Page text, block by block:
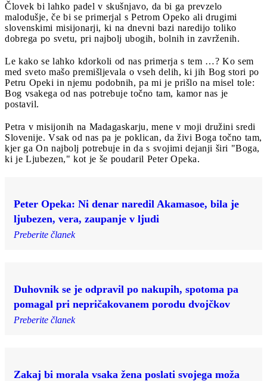
Človek bi lahko padel v skušnjavo, da bi ga prevzelo
malodušje, če bi se primerjal s Petrom Opeko ali drugimi
slovenskimi misijonarji, ki na dnevni bazi naredijo toliko
dobrega po svetu, pri najbolj ubogih, bolnih in zavrženih.
Le kako se lahko kdorkoli od nas primerja s tem …? Ko sem
med sveto mašo premišljevala o vseh delih, ki jih Bog stori po
Petru Opeki in njemu podobnih, pa mi je prišlo na misel tole:
Bog vsakega od nas potrebuje točno tam, kamor nas je
postavil.
Petra v misijonih na Madagaskarju, mene v moji družini sredi
Slovenije. Vsak od nas pa je poklican, da živi Boga točno tam,
kjer ga On najbolj potrebuje in da s svojimi dejanji širi "Boga,
ki je Ljubezen," kot je še poudaril Peter Opeka.
Peter Opeka: Ni denar naredil Akamasoe, bila je
ljubezen, vera, zaupanje v ljudi
Preberite članek
Duhovnik se je odpravil po nakupih, spotoma pa
pomagal pri nepričakovanem porodu dvojčkov
Preberite članek
Zakaj bi morala vsaka žena poslati svojega moža